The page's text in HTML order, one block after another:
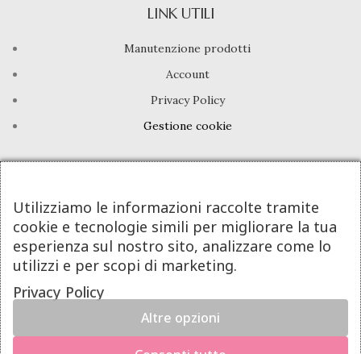
LINK UTILI
Manutenzione prodotti
Account
Privacy Policy
Gestione cookie
Chi siamo
Dicono di noi
Domande frequenti
DeA Jewels® | Valeria De Alfieri - P.Iva 08605781213
Powered By Next Step
×
Utilizziamo le informazioni raccolte tramite
cookie e tecnologie simili per migliorare la tua
esperienza sul nostro sito, analizzare come lo
utilizzi e per scopi di marketing.
Privacy Policy
Altre opzioni